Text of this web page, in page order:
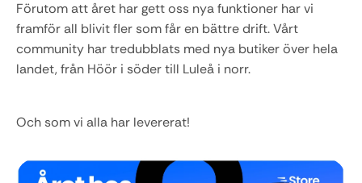
Förutom att året har gett oss nya funktioner har vi
framför all blivit fler som får en bättre drift. Vårt
community har tredubblats med nya butiker över hela
landet, från Höör i söder till Luleå i norr.
Och som vi alla har levererat!